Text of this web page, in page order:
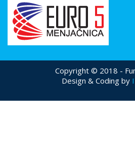
Copyright © 2018 -
Design & Coding by